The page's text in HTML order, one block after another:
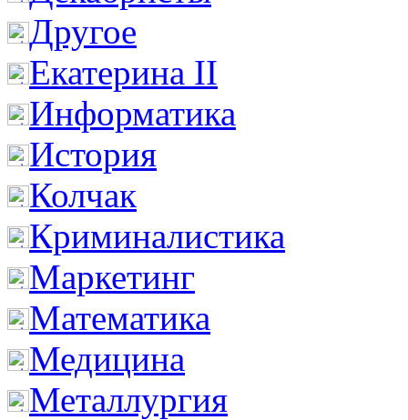
Другое
Екатерина II
Информатика
История
Колчак
Криминалистика
Маркетинг
Математика
Медицина
Металлургия